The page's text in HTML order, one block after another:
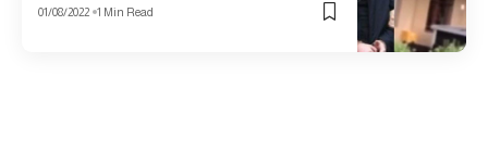
01/08/2022 1 Min Read